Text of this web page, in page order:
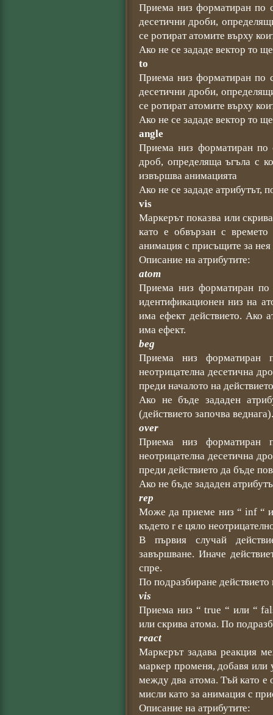
Приема низ форматиран по
десетични дроби,
се ротират атомите върху
Ако не се зададе вектор то
to
Приема низ форматиран по
десетични дроби,
се ротират атомите върху
Ако не се зададе вектор то
angle
Приема низ форматиран по
дроб, определяща ъгъла с
извършва анимацията
Ако не се зададе атрибутът,
vis
Маркерът показва или
като е обвързан с
анимация с присъщите за нея
Описание на атрибутите:
atom
Приема низ форматиран
идентификационен низ на
има ефект действието. Ако
има ефект.
beg
Приема низ
неотрицателна десетична
преди началото на
Ако не бъде зададен
(действието започва веднага).
over
Приема низ
неотрицателна десетична
преди действието да бъде
Ако не бъде зададен
rep
Може да приеме низ “ inf “
където r е цяло
В първия случай
завършване. Иначе
спре.
По подразбиране действието
vis
Приема низ “ true “ или “
или скрива атома. По
react
Маркерът задава реакция
маркер променя, добавя или
между два атома. Тъй като е
мисли като за анимация с
Описание на атрибутите: